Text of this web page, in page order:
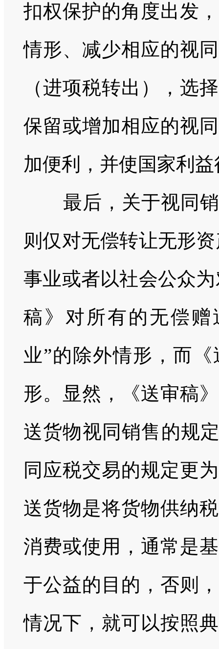
扣权保护的角度出发
情形、减少相应的视
（进项税转出），选
保留或增加相应的视
加便利，并使国家利
最后，关于视同销
则仅对无偿转让无形
事业或者以社会公众
稿》对所有的无偿
业”的除外情形，而
形。显然，《送审稿
送货物视同销售的规
同应税交易的规定更
送货物是将货物供纳
消费或使用，通常是
于公益的目的，否则
情况下，就可以按照